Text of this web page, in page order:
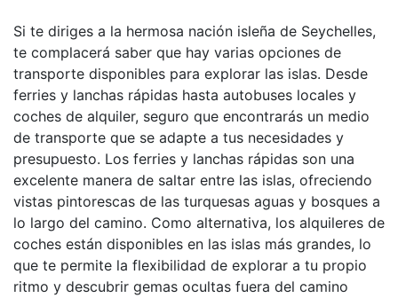
Si te diriges a la hermosa nación isleña de Seychelles,
te complacerá saber que hay varias opciones de
transporte disponibles para explorar las islas. Desde
ferries y lanchas rápidas hasta autobuses locales y
coches de alquiler, seguro que encontrarás un medio
de transporte que se adapte a tus necesidades y
presupuesto. Los ferries y lanchas rápidas son una
excelente manera de saltar entre las islas, ofreciendo
vistas pintorescas de las turquesas aguas y bosques a
lo largo del camino. Como alternativa, los alquileres de
coches están disponibles en las islas más grandes, lo
que te permite la flexibilidad de explorar a tu propio
ritmo y descubrir gemas ocultas fuera del camino